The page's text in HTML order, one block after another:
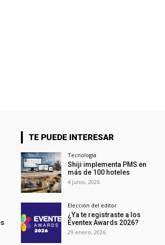
TE PUEDE INTERESAR
Tecnología
Shiji implementa PMS en
más de 100 hoteles
4 junio, 2026
Elección del editor
¿Ya te registraste a los
Eventex Awards 2026?
29 enero, 2026